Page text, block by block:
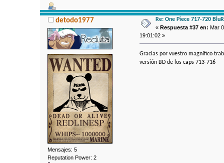
detodo1977
Mensajes: 5
Reputation Power: 2
Re: One Piece 717-720
«Respuesta #37 en: Mar
19:01:02 »
Gracias por vuestro magnífico
versión BD de los caps 713-716